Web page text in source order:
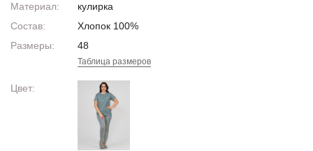
Материал:
кулирка
Состав:
Хлопок 100%
Размеры:
48
Таблица размеров
Цвет: